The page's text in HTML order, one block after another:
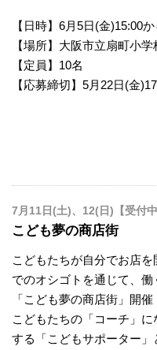
【日時】6月5日(金)15:00
【場所】大阪市立扇町小
【定員】10名
【応募締切】5月22日(金
7月11日(土)、12(日)【受付中
こども夢の商店街
こどもたちが自分でお店
でのオシゴトを通じて、
「こども夢の商店街」開催
こどもたちの「コーチ」
する「こどもサポーター